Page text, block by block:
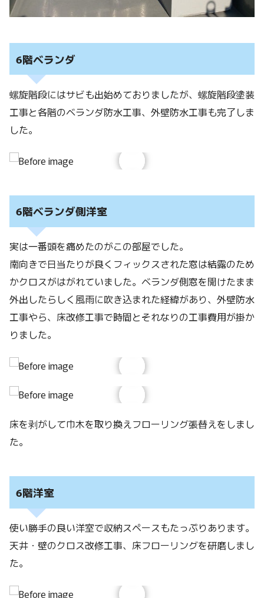
6階ベランダ
螺旋階段にはサビも出始めておりましたが、螺旋階段塗装
工事と各階のベランダ防水工事、外壁防水工事も完了しま
した。
6階ベランダ側洋室
実は一番頭を痛めたのがこの部屋でした。
南向きで日当たりが良くフィックスされた窓は結露のため
かクロスがはがれていました。ベランダ側窓を開けたまま
外出したらしく風雨に吹き込まれた経緯があり、外壁防水
工事やら、床改修工事で時間とそれなりの工事費用が掛か
りました。
床を剥がして巾木を取り換えフローリング張替えをしまし
た。
6階洋室
使い勝手の良い洋室で収納スペースもたっぷりあります。
天井・壁のクロス改修工事、床フローリングを研磨しまし
た。